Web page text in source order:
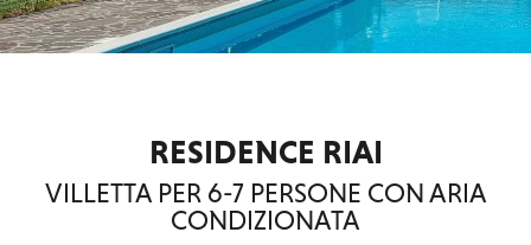
RESIDENCE RIAI
VILLETTA PER 6-7 PERSONE CON ARIA
CONDIZIONATA